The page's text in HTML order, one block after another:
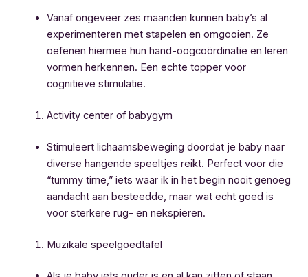
Vanaf ongeveer zes maanden kunnen baby’s al
experimenteren met stapelen en omgooien. Ze
oefenen hiermee hun hand-oogcoördinatie en leren
vormen herkennen. Een echte topper voor
cognitieve stimulatie.
Activity center of babygym
Stimuleert lichaamsbeweging doordat je baby naar
diverse hangende speeltjes reikt. Perfect voor die
“tummy time,” iets waar ik in het begin nooit genoeg
aandacht aan besteedde, maar wat echt goed is
voor sterkere rug- en nekspieren.
Muzikale speelgoedtafel